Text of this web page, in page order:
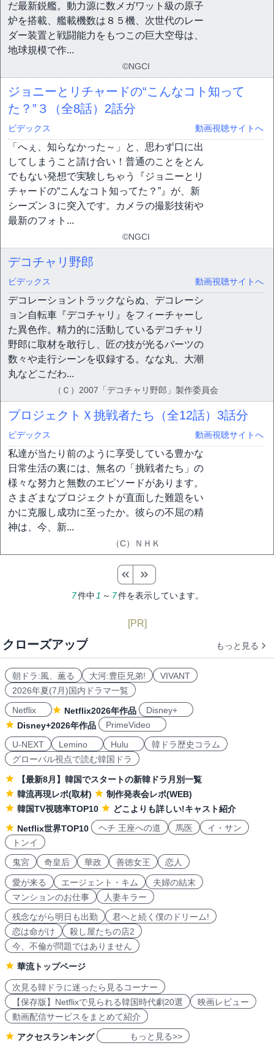
だ最新鋭艦。動力源に数メガワット級の原子
炉を搭載、艦載機数は８５機、次世代のレー
ダー装置と戦闘能力をもつこの巨大空母は、
地球規模で作...
©NGCI
ジョニーとリチャードの“こんなコト知って
た？”３（全8話） 2話分
ビデックス 動画視聴サイトへ
「へぇ、知らなかった～」と、思わず口に出
してしまうこと請け合い！普通のことをとん
でもない発想で実験しちゃう『ジョニーとリ
チャードの“こんなコト知ってた？”』が、新
シーズン３に突入です。カメラの撮影技術や
最新のフォト...
©NGCI
デコチャリ野郎
ビデックス 動画視聴サイトへ
デコレーショントラックならぬ、デコレーシ
ョン自転車『デコチャリ』をフィーチャーし
た異色作。精力的に活動しているデコチャリ
野郎に取材を敢行し、匠の技が光るパーツの
数々や走行シーンを収録する。なな丸、大潮
丸などこだわ...
（Ｃ）2007「デコチャリ野郎」製作委員会
プロジェクトＸ挑戦者たち（全12話） 3話分
ビデックス 動画視聴サイトへ
私達が当たり前のように享受している豊かな
日常生活の裏には、無名の「挑戦者たち」の
様々な努力と無数のエピソードがあります。
さまざまなプロジェクトが直面した難題をい
かに克服し成功に至ったか。彼らの不屈の精
神は、今、新...
（C）ＮＨＫ
7件中 1 ～ 7件を表示しています。
[PR]
クローズアップ もっと見る
朝ドラ:風、薫る 大河:豊臣兄弟!
VIVANT
2026年夏(7月)国内ドラマ一覧
Netflix
Netflix2026年作品
Disney+
Disney+2026年作品
PrimeVideo
U-NEXT
Lemino Hulu
韓ドラ歴史コラム
グローバル視点で読む韓国ドラ
【最新8月】韓国でスタートの新韓ドラ月別一覧
韓流再現レポ(取材)
制作発表会レポ(WEB)
韓国TV視聴率TOP10
どこよりも詳しい!キャスト紹介
Netflix世界TOP10
ヘチ 王座への道 馬医
イ・サン
トンイ
鬼宮
奇皇后 華政 善徳女王 恋人
愛が来る エージェント・キム
夫婦の結末
マンションのお仕事
人妻キラー
残念ながら明日も出勤
君へと続く僕のドリーム!
恋は命がけ
殺し屋たちの店2
今、不倫が問題ではありません
華流トップページ
次見る韓ドラに迷ったら見るコーナー
【保存版】Netflixで見られる韓国時代劇20選
映画レビュー
動画配信サービスをまとめて紹介
アクセスランキング もっと見る>>